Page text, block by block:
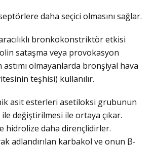
daha seçici olmasını sağlar.
bronkokonstriktör etkisi
sataşma veya provokasyon
olmayanlarda bronşiyal hava
teşhisi) kullanılır.
asit esterleri asetiloksi grubunun
değiştirilmesi ile ortaya çıkar.
hidrolize daha dirençlidirler.
adlandırılan karbakol ve onun β-